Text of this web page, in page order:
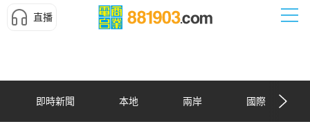
直播
即時新聞 本地 兩岸 國際